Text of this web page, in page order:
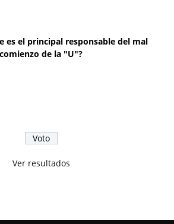
es el principal responsable del mal
comienzo de la "U"?
Ver resultados